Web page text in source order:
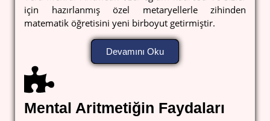
için hazırlanmış özel metaryellerle zihinden
matematik öğretisini yeni birboyut getirmiştir.
Devamını Oku
Mental Aritmetiğin Faydaları